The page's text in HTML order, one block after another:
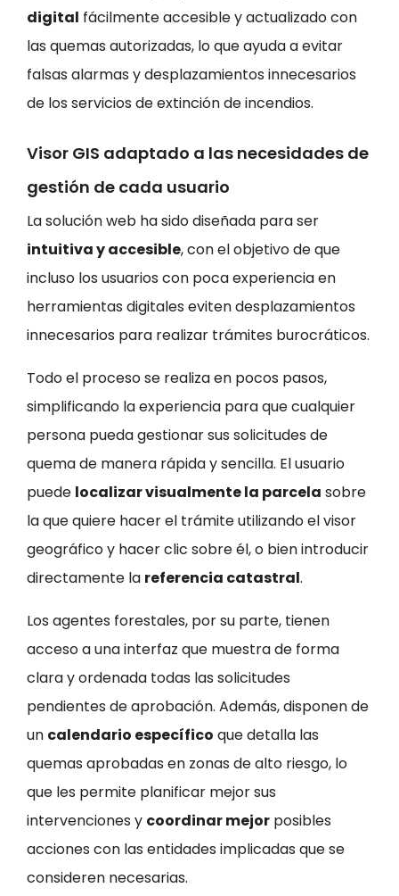
digital fácilmente accesible y actualizado con
las quemas autorizadas, lo que ayuda a evitar
falsas alarmas y desplazamientos innecesarios
de los servicios de extinción de incendios.
Visor GIS adaptado a las necesidades de
gestión de cada usuario
La solución web ha sido diseñada para ser
intuitiva y accesible, con el objetivo de que
incluso los usuarios con poca experiencia en
herramientas digitales eviten desplazamientos
innecesarios para realizar trámites burocráticos.
Todo el proceso se realiza en pocos pasos,
simplificando la experiencia para que cualquier
persona pueda gestionar sus solicitudes de
quema de manera rápida y sencilla. El usuario
puede localizar visualmente la parcela sobre
la que quiere hacer el trámite utilizando el visor
geográfico y hacer clic sobre él, o bien introducir
directamente la referencia catastral.
Los agentes forestales, por su parte, tienen
acceso a una interfaz que muestra de forma
clara y ordenada todas las solicitudes
pendientes de aprobación. Además, disponen de
un calendario específico que detalla las
quemas aprobadas en zonas de alto riesgo, lo
que les permite planificar mejor sus
intervenciones y coordinar mejor posibles
acciones con las entidades implicadas que se
consideren necesarias.